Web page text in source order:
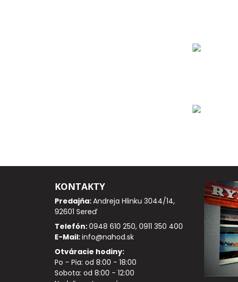
KONTAKTY
Predajňa:Andreja Hlinku 3044/14,
92601 Sereď
Telefón:0948 610 250, 0911 350 400
E-Mail:info@nahod.sk
Otváracie hodiny:
Po - Pia: od 8:00 - 18:00
Sobota: od 8:00 - 12:00